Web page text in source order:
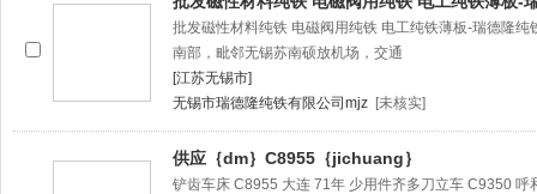
批发磁性材料纯铁 电磁阀用纯铁 电工纯铁薄板-瑞德隆
南部，毗邻无锡苏南硕放机场，交通
[江苏无锡市]
无锡市瑞德隆纯铁有限公司mjz [未核实]
供应｛dm｝C8955｛jichuang｝
铲齿车床 C8955 大连 71年 少用件齐多刀立车 C9350